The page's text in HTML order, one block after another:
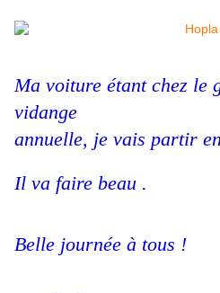
Ma voiture étant chez le
vidange
annuelle, je vais partir
Il va faire beau .
Belle journée à tous !